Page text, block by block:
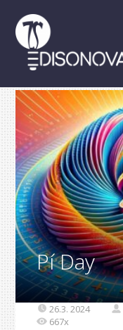
Pí Day
26.3. 2024
667x